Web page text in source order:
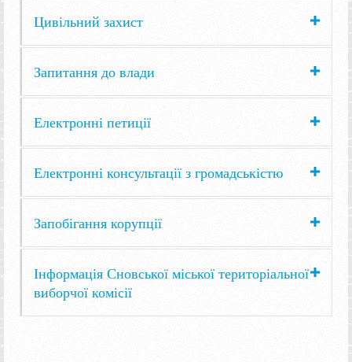
Цивільний захист
Запитання до влади
Електронні петиції
Електронні консультації з громадськістю
Запобігання корупції
Інформація Сновської міської територіальної
виборчої комісії